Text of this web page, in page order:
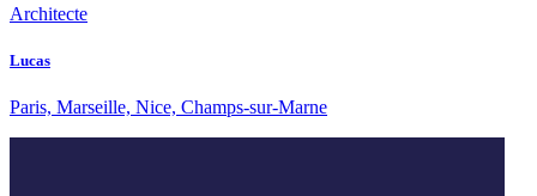
Architecte
Lucas
Paris, Marseille, Nice, Champs-sur-Marne